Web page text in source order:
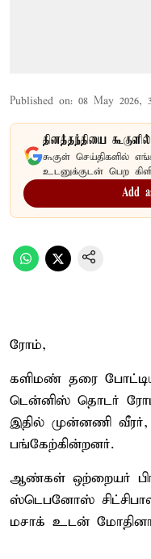
Published on: 08 May 2026,
தினத்தந்தியை
கூகுள் செய்திகளில்
உடனுக்குடன் பெற
Add
ரோம்,
களிமண் தரை
டென்னிஸ் தொடர் ரோம்
இதில் முன்னணி
பங்கேற்கின்றனர்.
ஆண்கள் ஒற்றையர்
ஸ்டெபனோஸ்
மசாக் உடன்